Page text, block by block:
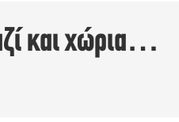
και χώρια…